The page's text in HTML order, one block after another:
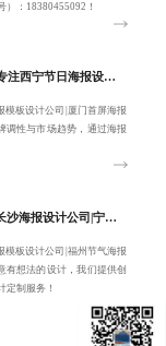
）：18380455092！
西宁宣传海报设计公司,蓝橙视觉-专注西宁节日海报设计公司,西宁活动海报设计公司,厦门海报模板设计公司-客户满意为止
模板设计公司|厦门首屏海报
调性与市场趋势，通过海报
蓝橙视觉-专用长沙海报定制公司|长沙海报设计公司|宁波竖版海报设计公司|长沙海报模板设计公司-让客户省心
模板设计公司|福州节气海报
有想法的设计，我们提供创
定制服务！